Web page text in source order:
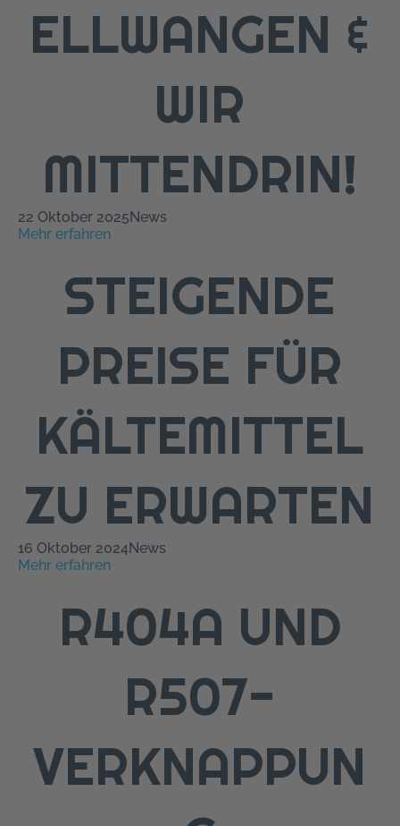
ELLWANGEN &
WIR
MITTENDRIN!
22 Oktober 2025News
Mehr erfahren
STEIGENDE
PREISE FÜR
KÄLTEMITTEL
ZU ERWARTEN
16 Oktober 2024News
Mehr erfahren
R404A UND
R507-
VERKNAPPUN